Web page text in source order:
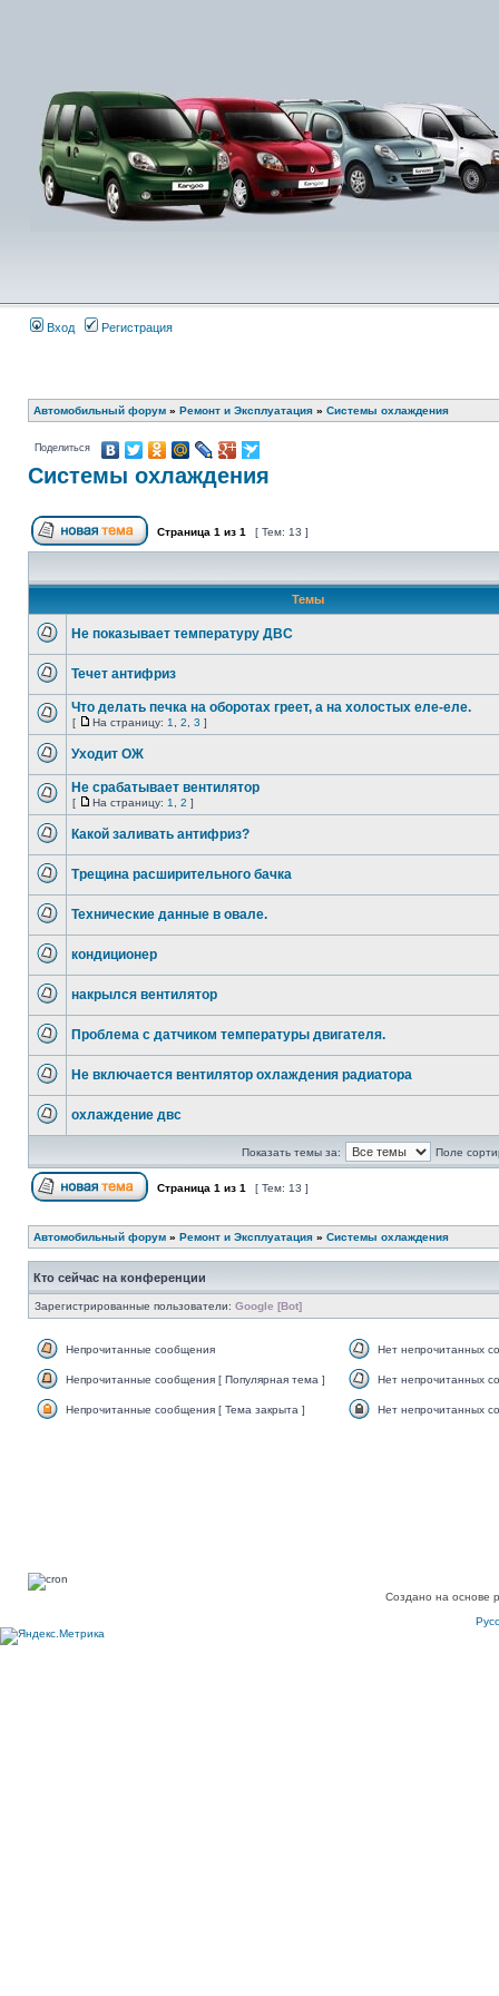
Вход Регистрация
Автомобильный форум » Ремонт и Эксплуатация » Системы охлаждения
Поделиться
Системы охлаждения
Страница 1 из 1 [ Тем: 13 ]
Темы
Не показывает температуру ДВС
Течет антифриз
Что делать печка на оборотах греет, а на холостых еле-еле.
[ На страницу: 1 2 3 ]
Уходит ОЖ
Не срабатывает вентилятор
[ На страницу: 1 2 ]
Какой заливать антифриз?
Трещина расширительного бачка
Технические данные в овале.
кондиционер
накрылся вентилятор
Проблема с датчиком температуры двигателя.
Не включается вентилятор охлаждения радиатора
охлаждение двс
Показать темы за: Поле
Страница 1 из 1 [ Тем: 13 ]
Автомобильный форум » Ремонт и Эксплуатация » Системы охлаждения
Кто сейчас на конференции
Зарегистрированные пользователи: Google [Bot]
Непрочитанные сообщения Нет непрочитанных
Непрочитанные сообщения [ Популярная тема ] Нет непрочитанных
Непрочитанные сообщения [ Тема закрыта ] Нет непрочитанных
Создано на основе